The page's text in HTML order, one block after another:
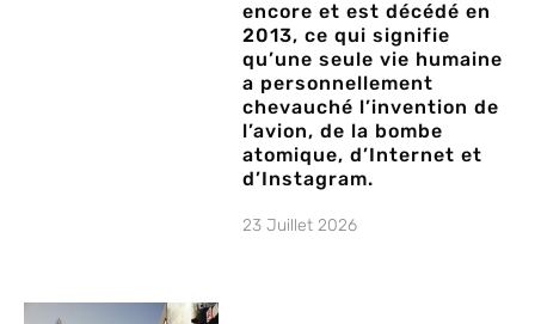
encore et est décédé en
2013, ce qui signifie
qu’une seule vie humaine
a personnellement
chevauché l’invention de
l’avion, de la bombe
atomique, d’Internet et
d’Instagram.
23 Juillet 2026